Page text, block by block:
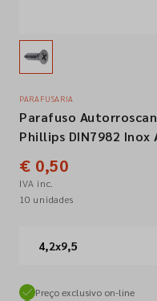
Contactos
Siga-nos nas redes
PARAFUSARIA
Parafuso
Phillips DIN7982 Inox
€ 0,50
IVA inc.
10 unidades
4,2x9,5
Preço exclusivo on-line